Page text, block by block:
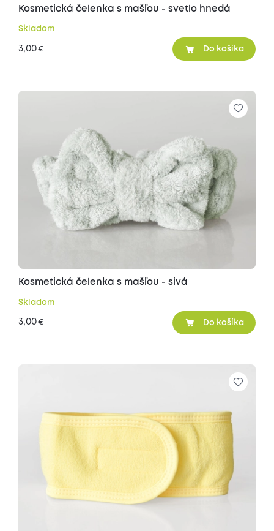
Kosmetická čelenka s mašľou - svetlo hnedá
Skladom
3,00€ Do košíka
Kosmetická čelenka s mašľou - sivá
Skladom
3,00€ Do košíka